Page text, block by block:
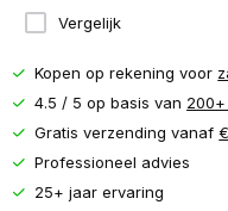
Vergelijk
Kopen op rekening voor
4.5 / 5 op basis van
Gratis verzending vanaf
Professioneel advies
25+ jaar ervaring